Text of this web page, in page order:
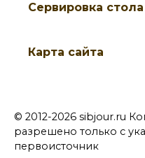
Cервировка стола
Карта сайта
© 2012-2026 sibjour.ru
разрешено только с
первоисточник